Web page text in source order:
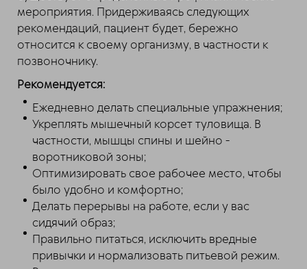
мероприятия. Придерживаясь следующих
рекомендаций, пациент будет, бережно
относится к своему организму, в частности к
позвоночнику.
Рекомендуется:
Ежедневно делать специальные упражнения;
Укреплять мышечный корсет туловища. В
частности, мышцы спины и шейно -
воротниковой зоны;
Оптимизировать свое рабочее место, чтобы
было удобно и комфортно;
Делать перерывы на работе, если у вас
сидячий образ;
Правильно питаться, исключить вредные
привычки и нормализовать питьевой режим.